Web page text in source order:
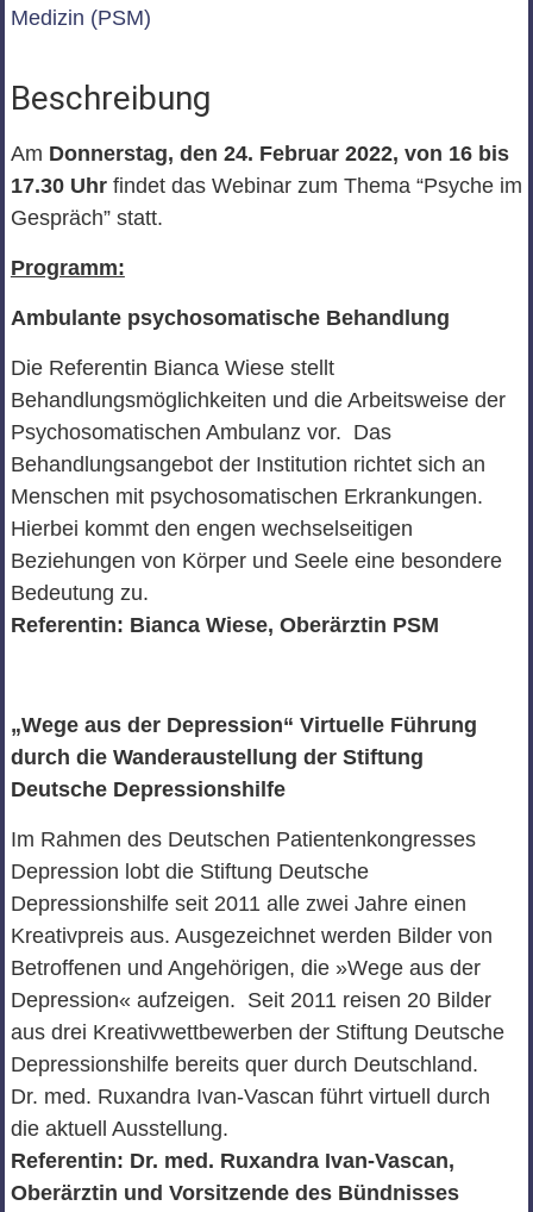
Medizin (PSM)
Beschreibung
Am Donnerstag, den 24. Februar 2022, von 16 bis
17.30 Uhrfindet das Webinar zum Thema “Psyche im
Gespräch” statt.
Programm:
Ambulante psychosomatische Behandlung
Die Referentin Bianca Wiese stellt
Behandlungsmöglichkeiten und die Arbeitsweise der
Psychosomatischen Ambulanz vor. Das
Behandlungsangebot der Institution richtet sich an
Menschen mit psychosomatischen Erkrankungen.
Hierbei kommt den engen wechselseitigen
Beziehungen von Körper und Seele eine besondere
Bedeutung zu.
Referentin: Bianca Wiese, Oberärztin PSM
„Wege aus der Depression“ Virtuelle Führung
durch die Wanderaustellung der Stiftung
Deutsche Depressionshilfe
Im Rahmen des Deutschen Patientenkongresses
Depression lobt die Stiftung Deutsche
Depressionshilfe seit 2011 alle zwei Jahre einen
Kreativpreis aus. Ausgezeichnet werden Bilder von
Betroffenen und Angehörigen, die »Wege aus der
Depression« aufzeigen. Seit 2011 reisen 20 Bilder
aus drei Kreativwettbewerben der Stiftung Deutsche
Depressionshilfe bereits quer durch Deutschland.
Dr. med. Ruxandra Ivan-Vascan führt virtuell durch
die aktuell Ausstellung.
Referentin: Dr. med. Ruxandra Ivan-Vascan,
Oberärztin und Vorsitzende des Bündnisses